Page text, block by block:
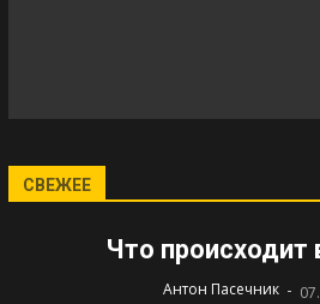
СВЕЖЕЕ
Что происходит
Антон Пасечник -